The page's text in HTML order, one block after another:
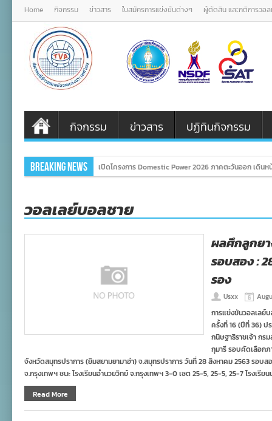
Home กิจกรรม ข่าวสาร ใบสมัครการแข่งขันต่างๆ ผู้ตัดสิน และกติการวอ
กิจกรรม ข่าวสาร ปฏิทินกิจกรรม
Breaking News เปิดโครงการ Domestic Power 2026 ภาคตะวันออก เดิน
วอลเลย์บอลชาย
ผลศึกลูกย
รอบสอง :
รอง
Usxx
การแข่งขันวอลเลย์
ครั้งที่ 16 (ปีที่ 36) ป
กนิษฐาธิราชเจ้า กร
กุมารี รอบคัดเลือก
จังหวัดสมุทรปราการ (ยิมสยามยามาฮ่า) จ.สมุทรปราการ วันที่ 28 สิงหาคม 2563 รอบ
จ.กรุงเทพฯ ชนะ โรงเรียนอำนวยวิทย์ จ.กรุงเทพฯ 3-0 เซต 25-5, 25-5, 25-7 โรงเรี
Read More